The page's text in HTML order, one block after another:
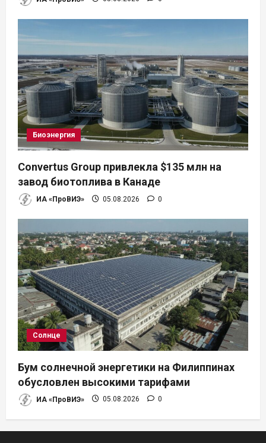
Биоэнергия
Convertus Group привлекла $135 млн на
завод биотоплива в Канаде
ИА «ПроВИЭ» 05.08.2026 0
Солнце
Бум солнечной энергетики на Филиппинах
обусловлен высокими тарифами
ИА «ПроВИЭ» 05.08.2026 0